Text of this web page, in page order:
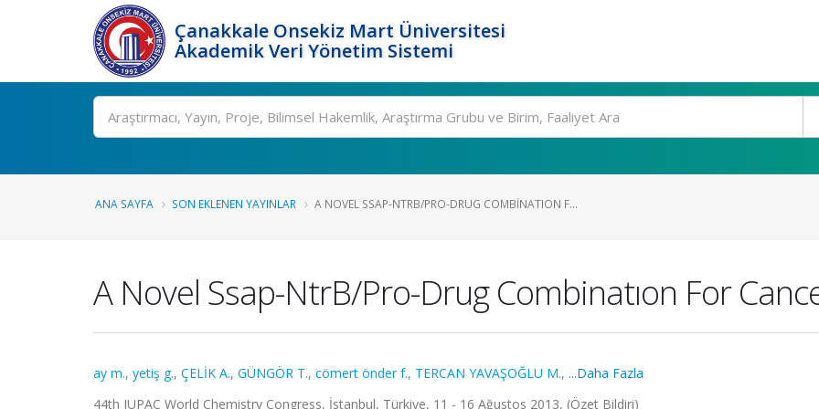
Çanakkale Onsekiz Mart Üniversitesi
Akademik Veri Yönetim Sistemi
Ara
ANA SAYFA SON EKLENEN YAYINLAR A NOVEL SSAP-NTRB/PRO-DRUG COMBINATION F...
A Novel Ssap-NtrB/Pro-Drug Combinatıon For
ay m., yetiş g., ÇELİK A., GÜNGÖR T., cömert önder f., TERCAN YAVAŞOĞLU M., ...Daha Fazla
44th IUPAC World Chemistry Congress, İstanbul, Türkiye, 11 - 16 Ağustos 2013, (Özet Bildiri)